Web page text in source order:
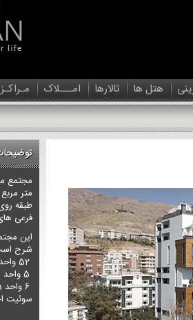
هتل ها تالارها امـــلاک
فرعی
شرح
سوئیت